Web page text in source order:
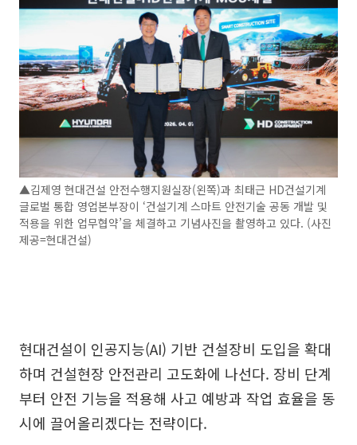
▲김제영 현대건설 안전수행지원실장(왼쪽)과 최태근 HD건설기계
글로벌 통합 영업본부장이 ‘건설기계 스마트 안전기술 공동 개발 및
적용을 위한 업무협약’을 체결하고 기념사진을 촬영하고 있다. (사진
제공=현대건설)
현대건설이 인공지능(AI) 기반 건설장비 도입을 확대
하며 건설현장 안전관리 고도화에 나선다. 장비 단계
부터 안전 기능을 적용해 사고 예방과 작업 효율을 동
시에 끌어올리겠다는 전략이다.